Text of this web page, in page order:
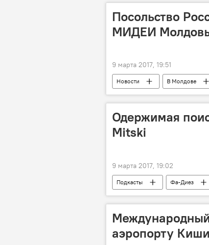
Посольство
МИДЕИ
9 марта 2017, 19:51
Новости В Молдове
Фарит Мухаметшин
Одержимая
Mitski
9 марта 2017, 19:02
Подкасты Фа-Диез
аэропорту